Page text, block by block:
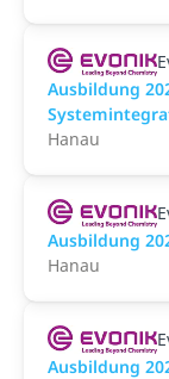
Ausbildung
Hanau
Ausbildung
Hanau
Ausbildung